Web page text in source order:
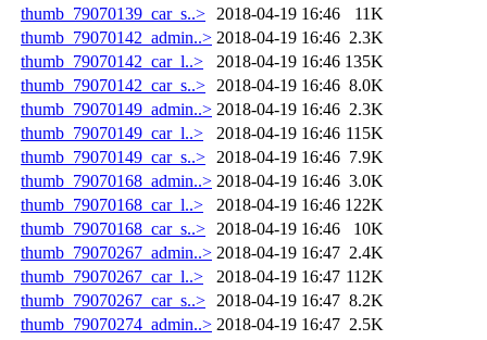
thumb_79070139_car_s..>
2018-04-19 16:46
11K
thumb_79070142_admin..> 2018-04-19 16:46 2.3K
thumb_79070142_car_l..>
2018-04-19 16:46 135K
thumb_79070142_car_s..>
2018-04-19 16:46 8.0K
thumb_79070149_admin..> 2018-04-19 16:46 2.3K
thumb_79070149_car_l..>
2018-04-19 16:46 115K
thumb_79070149_car_s..>
2018-04-19 16:46 7.9K
thumb_79070168_admin..> 2018-04-19 16:46 3.0K
thumb_79070168_car_l..>
2018-04-19 16:46 122K
thumb_79070168_car_s..>
2018-04-19 16:46
10K
thumb_79070267_admin..> 2018-04-19 16:47 2.4K
thumb_79070267_car_l..>
2018-04-19 16:47 112K
thumb_79070267_car_s..>
2018-04-19 16:47 8.2K
thumb_79070274_admin..> 2018-04-19 16:47 2.5K